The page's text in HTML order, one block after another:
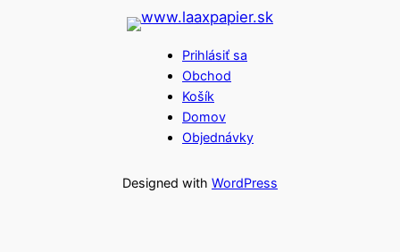
Prihlásiť sa
Obchod
Košík
Domov
Objednávky
Designed with WordPress